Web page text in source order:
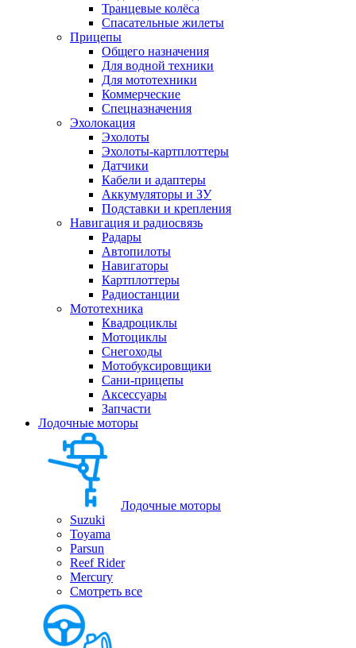
Транцевые колёса
Спасательные жилеты
Прицепы
Общего назначения
Для водной техники
Для мототехники
Коммерческие
Спецназначения
Эхолокация
Эхолоты
Эхолоты-картплоттеры
Датчики
Кабели и адаптеры
Аккумуляторы и ЗУ
Подставки и крепления
Навигация и радиосвязь
Радары
Автопилоты
Навигаторы
Картплоттеры
Радиостанции
Мототехника
Квадроциклы
Мотоциклы
Снегоходы
Мотобуксировщики
Сани-прицепы
Аксессуары
Запчасти
Лодочные моторы
Лодочные моторы
Suzuki
Toyama
Parsun
Reef Rider
Mercury
Смотреть все